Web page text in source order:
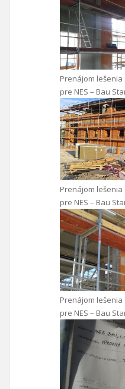
Prenájom
pre NES – Bau
Prenájom
pre NES – Bau
Prenájom
pre NES – Bau